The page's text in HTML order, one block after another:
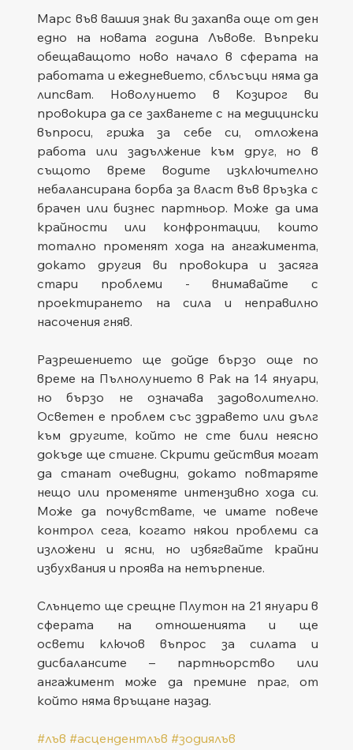
Марс във вашия знак ви захапва още от ден
едно на новата година Лъвове. Въпреки
обещаващото ново начало в сферата на
работата и ежедневието, сблъсъци няма да
липсват. Новолунието в Козирог ви
провокира да се захванете с на медицински
въпроси, грижа за себе си, отложена
работа или задължение към друг, но в
същото време водите изключително
небалансирана борба за власт във връзка с
брачен или бизнес партньор. Може да има
крайности или конфронтации, които
тотално променят хода на ангажимента,
докато другия ви провокира и засяга
стари проблеми - внимавайте с
проектирането на сила и неправилно
насочения гняв.
Разрешението ще дойде бързо още по
време на Пълнолунието в Рак на 14 януари,
но бързо не означава задоволително.
Осветен е проблем със здравето или дълг
към другите, който не сте били неясно
докъде ще стигне. Скрити действия могат
да станат очевидни, докато повтаряте
нещо или променяте интензивно хода си.
Може да почувствате, че имате повече
контрол сега, когато някои проблеми са
изложени и ясни, но избягвайте крайни
избухвания и проява на нетърпение.
Слънцето ще срещне Плутон на 21 януари в
сферата на отношенията и ще
освети ключов въпрос за силата и
дисбалансите – партньорство или
ангажимент може да премине праг, от
който няма връщане назад.
#лъв #асцендентлъв #зодиялъв